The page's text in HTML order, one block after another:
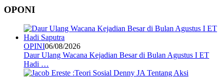
OPONI
OPINI06/08/2026
Daur Ulang Wacana Kejadian Besar di Bulan Agustus I ET
Hadi …